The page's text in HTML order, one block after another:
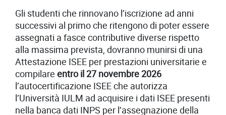
Gli studenti che rinnovano l’iscrizione ad anni
successivi al primo che ritengono di poter essere
assegnati a fasce contributive diverse rispetto
alla massima prevista, dovranno munirsi di una
Attestazione ISEE per prestazioni universitarie e
compilare entro il 27 novembre 2026
l’autocertificazione ISEE che autorizza
l’Università IULM ad acquisire i dati ISEE presenti
nella banca dati INPS per l’assegnazione della